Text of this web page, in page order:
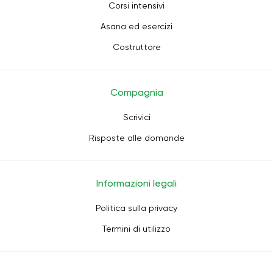
Corsi intensivi
Asana ed esercizi
Costruttore
Compagnia
Scrivici
Risposte alle domande
Informazioni legali
Politica sulla privacy
Termini di utilizzo